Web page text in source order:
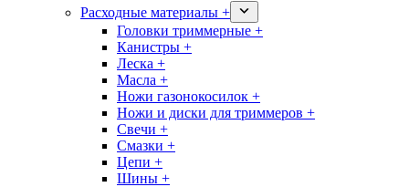
Расходные материалы +
Головки триммерные +
Канистры +
Леска +
Масла +
Ножи газонокосилок +
Ножи и диски для триммеров +
Свечи +
Смазки +
Цепи +
Шины +